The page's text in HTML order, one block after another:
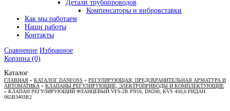
Детали трубопроводов
Компенсаторы и вибровставки
Как мы работаем
Наши работы
Контакты
Сравнение Избранное
Корзина (0)
Каталог
ГЛАВНАЯ » КАТАЛОГ DANFOSS » РЕГУЛИРУЮЩАЯ, ПРЕДОХРАНИТЕЛЬНАЯ АРМАТУРА И
АВТОМАТИКА » КЛАПАНЫ РЕГУЛИРУЮЩИЕ, ЭЛЕКТРОПРИВОДЫ И КОМПЛЕКТУЮЩИЕ
» КЛАПАН РЕГУЛИРУЮЩИЙ ФЛАНЦЕВЫЙ VFS-2R PN16, DN200, KVS 450,0 РИДАН
065B3403R2